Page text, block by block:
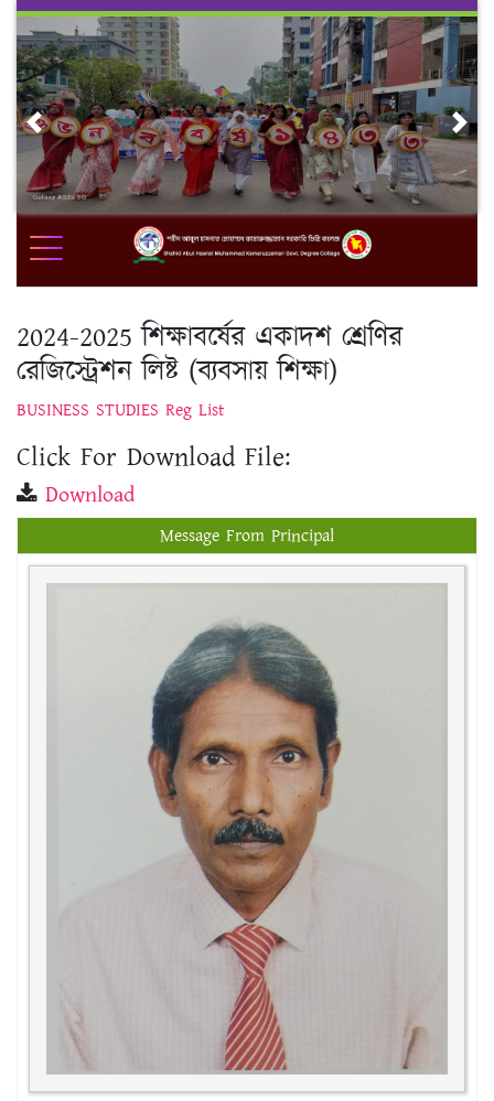
Skip
content
Previous
2024-2025 শিক্ষাবর্ষের একাদশ শ্রেণির
রেজিস্ট্রেশন লিষ্ট (ব্যবসায় শিক্ষা)
BUSINESS STUDIES Reg List
Click For Download File:
Download
Message From Principal